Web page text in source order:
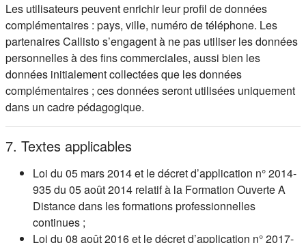
Les utilisateurs peuvent enrichir leur profil de données
complémentaires : pays, ville, numéro de téléphone. Les
partenaires Callisto s’engagent à ne pas utiliser les données
personnelles à des fins commerciales, aussi bien les
données initialement collectées que les données
complémentaires ; ces données seront utilisées uniquement
dans un cadre pédagogique.
7. Textes applicables
Loi du 05 mars 2014 et le décret d’application n° 2014-
935 du 05 août 2014 relatif à la Formation Ouverte A
Distance dans les formations professionnelles
continues ;
Loi du 08 août 2016 et le décret d’application n° 2017-